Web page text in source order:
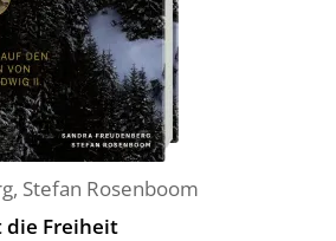
, Stefan Rosenboom
die Freiheit